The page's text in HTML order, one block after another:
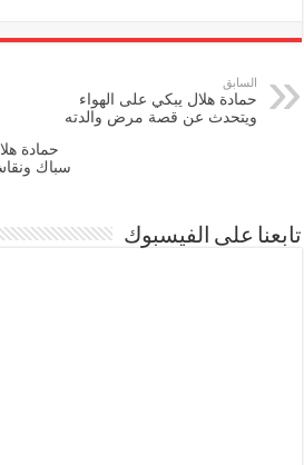
السابق
حمادة هلال يبكي على الهواء
ويتحدث عن قصة مرض والدته
حمادة
سباك
تابعنا على الفيسبوك